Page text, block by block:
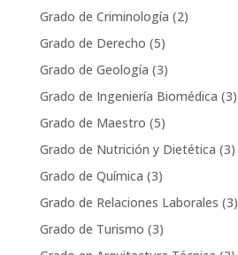
Grado de Criminología (2)
Grado de Derecho (5)
Grado de Geología (3)
Grado de Ingeniería Biomédica (3)
Grado de Maestro (5)
Grado de Nutrición y Dietética (3)
Grado de Química (3)
Grado de Relaciones Laborales (3)
Grado de Turismo (3)